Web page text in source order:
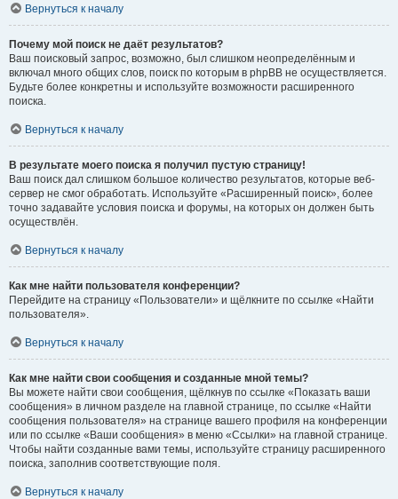
Вернуться к началу
Почему мой поиск не даёт результатов?
Ваш поисковый запрос, возможно, был слишком неопределённым и
включал много общих слов, поиск по которым в phpBB не осуществляется.
Будьте более конкретны и используйте возможности расширенного
поиска.
Вернуться к началу
В результате моего поиска я получил пустую страницу!
Ваш поиск дал слишком большое количество результатов, которые веб-
сервер не смог обработать. Используйте «Расширенный поиск», более
точно задавайте условия поиска и форумы, на которых он должен быть
осуществлён.
Вернуться к началу
Как мне найти пользователя конференции?
Перейдите на страницу «Пользователи» и щёлкните по ссылке «Найти
пользователя».
Вернуться к началу
Как мне найти свои сообщения и созданные мной темы?
Вы можете найти свои сообщения, щёлкнув по ссылке «Показать ваши
сообщения» в личном разделе на главной странице, по ссылке «Найти
сообщения пользователя» на странице вашего профиля на конференции
или по ссылке «Ваши сообщения» в меню «Ссылки» на главной странице.
Чтобы найти созданные вами темы, используйте страницу расширенного
поиска, заполнив соответствующие поля.
Вернуться к началу